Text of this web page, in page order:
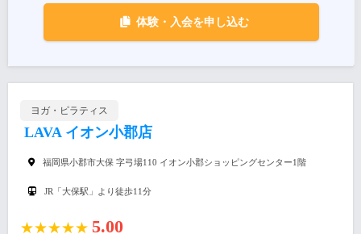
体験・入会を申し込む
ヨガ・ピラティス
LAVA イオン小郡店
福岡県小郡市大保 字弓場110 イオン小郡ショッピングセンター1階
JR「大保駅」より徒歩11分
★★★★★ 5.00